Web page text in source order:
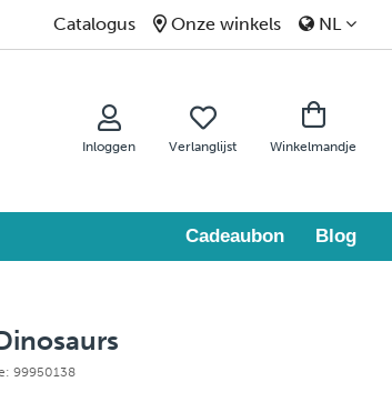
Catalogus Onze winkels NL
Inloggen Verlanglijst Winkelmandje
Cadeaubon Blog
99950138